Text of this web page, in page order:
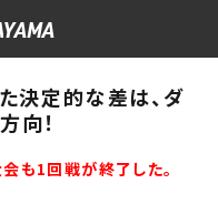
決定的な差は、ダ
向！
も1回戦が終了した。